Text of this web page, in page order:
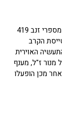
בחיל האויר הופעלו שני מטוסי כפיר יעודיים לצילום, מספרי זנב 419
הקרב
האוירית
ז"ל, מענף
מכן הופעלו